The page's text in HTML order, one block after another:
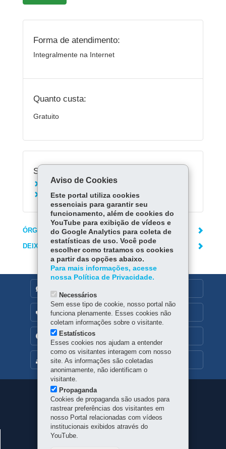
Forma de atendimento:
Integralmente na Internet
Quanto custa:
Gratuito
Serviços Relacionados:
Registrar Empresa LTDA
Alterar Empresa LTDA
ÓRGÃO RESPONSÁVEL
DEIXE SUA OPINIÃO
MAPA DO SITE
OUVIDORIA
TRANSPARÊNCIA INSTITUCIONAL
Navegação
principal
JUNTA COMERCIAL DO PARANÁ
Aviso de Cookies
Este portal utiliza cookies
essenciais para garantir seu
funcionamento, além de cookies do
YouTube para exibição de vídeos e
do Google Analytics para coleta de
estatísticas de uso. Você pode
escolher como tratamos os cookies
a partir das opções abaixo.
Para mais informações, acesse
nossa Política de Privacidade.
Necessários
Sem esse tipo de cookie, nosso portal não
funciona plenamente. Esses cookies não
coletam informações sobre o visitante.
Estatísticos
Esses cookies nos ajudam a entender
como os visitantes interagem com nosso
site. As informações são coletadas
anonimamente, não identificam o
visitante.
Propaganda
Cookies de propaganda são usados para
rastrear preferências dos visitantes em
nosso Portal relacionadas com vídeos
institucionais exibidos através do
YouTube.